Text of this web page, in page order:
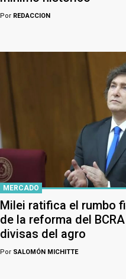
Por REDACCION
MERCADO
Milei ratifica el rumbo
de la reforma del
divisas del agro
Por SALOMÓN MICHITTE